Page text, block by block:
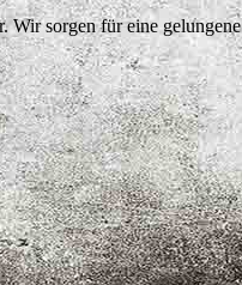
Wir sorgen für eine gelungene